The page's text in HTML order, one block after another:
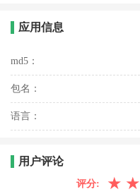
应用信息
md5：
包名：
语言：
用户评论
评分: ★ ★